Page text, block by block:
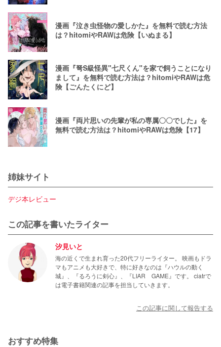
漫画『泣き虫怪物の愛しかた』を無料で読む方法
は？hitomiやRAWは危険【いぬまる】
漫画『弩S級怪異"七尺くん"を家で飼うことになり
まして』を無料で読む方法は？hitomiやRAWは危
険【ごんたくにど】
漫画『両片思いの先輩が私の専属〇〇でした』を
無料で読む方法は？hitomiやRAWは危険【17】
姉妹サイト
デジ本レビュー
この記事を書いたライター
汐見いと
海の近くで生まれ育った20代フリーライター。 映画もドラ
マもアニメも大好きで、特に好きなのは『ハウルの動く
城』、『るろうに剣心』、『LIAR GAME』です。 ciatrで
は電子書籍関連の記事を担当していきます。
この記事に関して報告する
おすすめ特集